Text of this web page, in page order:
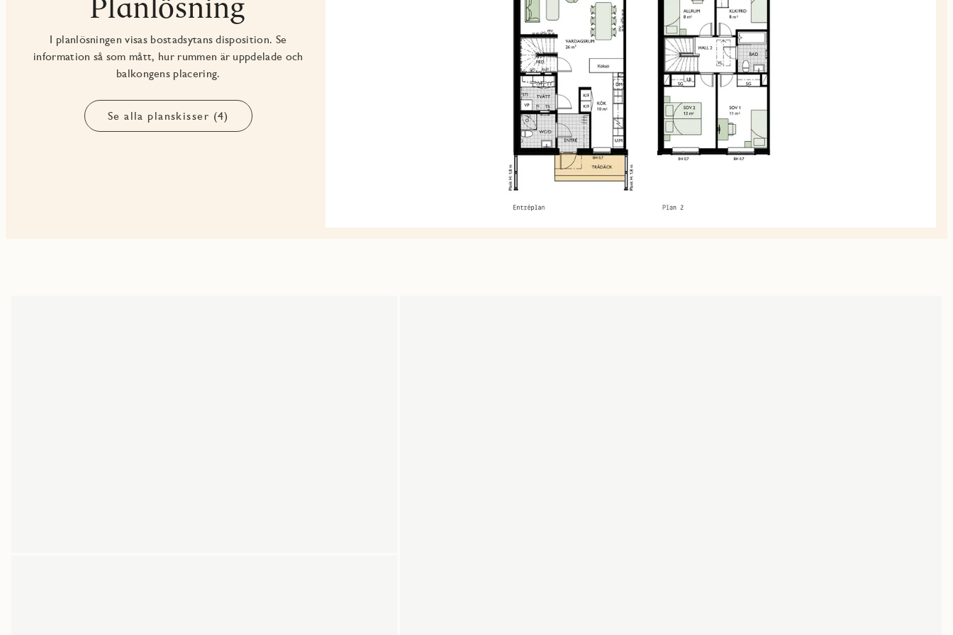
I planlösningen visas bostadsytans disposition. Se
information så som mått, hur rummen är uppdelade och
balkongens placering.
Se alla planskisser (4)